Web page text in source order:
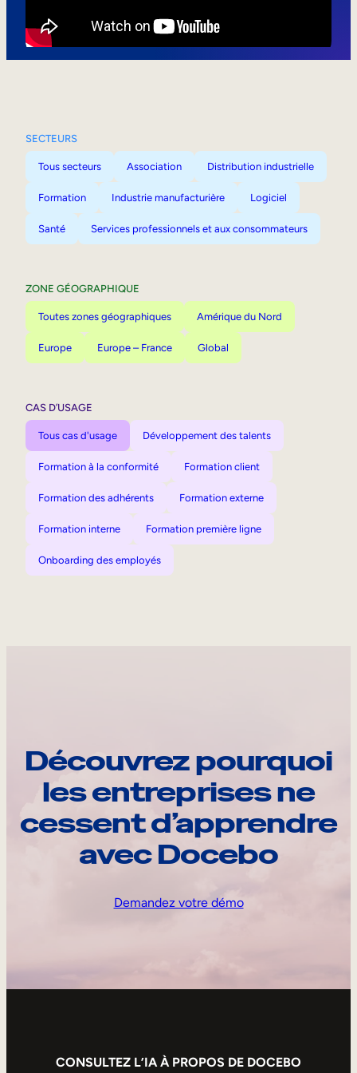
SECTEURS
Tous secteurs Association Distribution industrielle
Formation Industrie manufacturière Logiciel
Santé Services professionnels et aux consommateurs
ZONE GÉOGRAPHIQUE
Toutes zones géographiques Amérique du Nord
Europe Europe – France Global
CAS D’USAGE
Tous cas d'usage Développement des talents
Formation à la conformité Formation client
Formation des adhérents Formation externe
Formation interne Formation première ligne
Onboarding des employés
Découvrez pourquoi
les entreprises ne
cessent d’apprendre
avec Docebo
Demandez votre démo
CONSULTEZ L’IA À PROPOS DE DOCEBO